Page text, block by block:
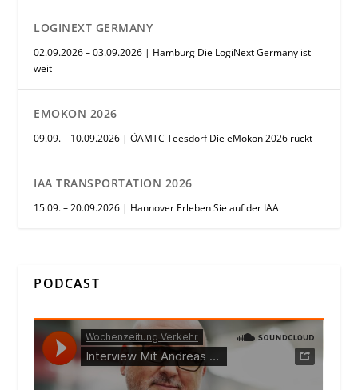
LOGINEXT GERMANY
02.09.2026 – 03.09.2026 | Hamburg Die LogiNext Germany ist
weit
EMOKON 2026
09.09. – 10.09.2026 | ÖAMTC Teesdorf Die eMokon 2026 rückt
IAA TRANSPORTATION 2026
15.09. – 20.09.2026 | Hannover Erleben Sie auf der IAA
PODCAST